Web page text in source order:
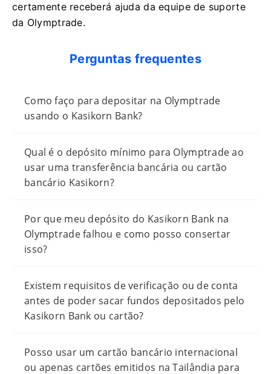
certamente receberá ajuda da equipe de suporte
da Olymptrade.
Perguntas frequentes
Como faço para depositar na Olymptrade
usando o Kasikorn Bank?
Qual é o depósito mínimo para Olymptrade ao
usar uma transferência bancária ou cartão
bancário Kasikorn?
Por que meu depósito do Kasikorn Bank na
Olymptrade falhou e como posso consertar
isso?
Existem requisitos de verificação ou de conta
antes de poder sacar fundos depositados pelo
Kasikorn Bank ou cartão?
Posso usar um cartão bancário internacional
ou apenas cartões emitidos na Tailândia para